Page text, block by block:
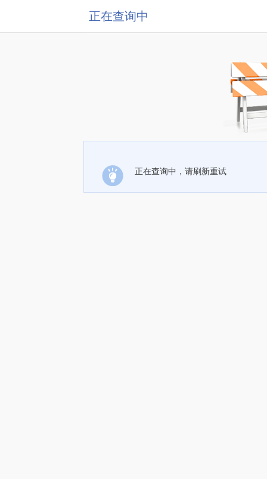
正在查询中
正在查询中，请刷新重试